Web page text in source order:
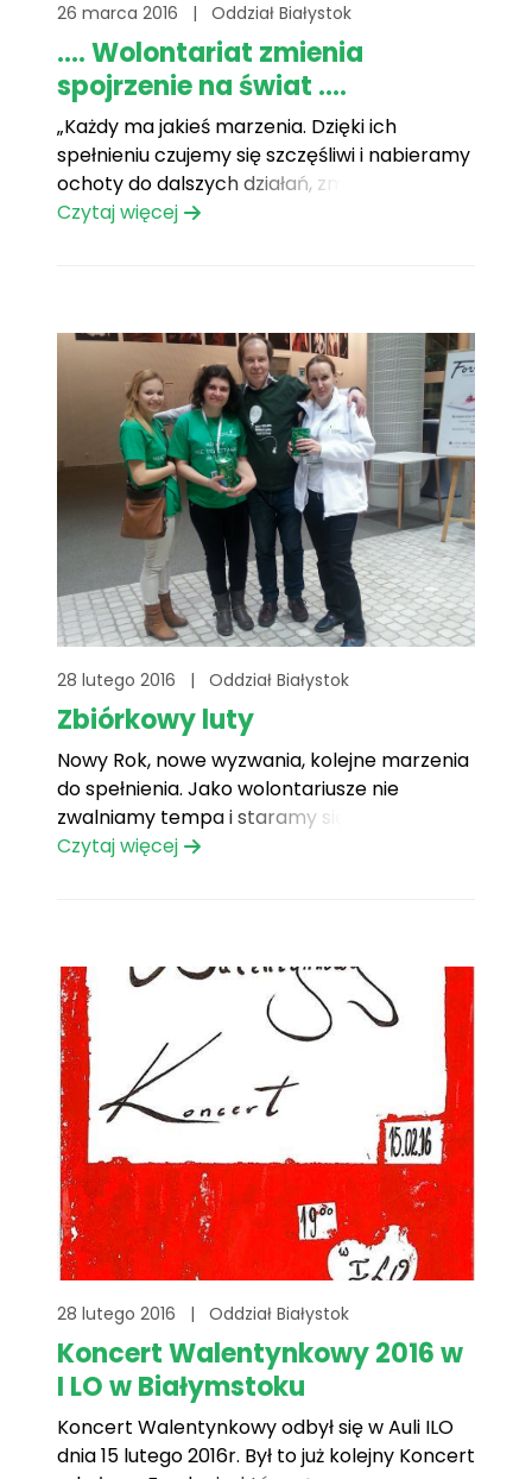
26 marca 2016 | Oddział Białystok
.... Wolontariat zmienia
spojrzenie na świat ....
„Każdy ma jakieś marzenia. Dzięki ich
spełnieniu czujemy się szczęśliwi i nabieramy
ochoty do dalszych działań, zmian na lepsze.
Zrealizowane marzenia nabierają jeszcze
Czytaj więcej
28 lutego 2016 | Oddział Białystok
Zbiórkowy luty
Nowy Rok, nowe wyzwania, kolejne marzenia
do spełnienia. Jako wolontariusze nie
zwalniamy tempa i staramy się chodzić na
kolejne kwesty. W miesiącu lutym byliśmy na
największe marzenia.
Czytaj więcej
28 lutego 2016 | Oddział Białystok
Koncert Walentynkowy 2016 w
I LO w Białymstoku
Koncert Walentynkowy odbył się w Auli ILO
dnia 15 lutego 2016r. Był to już kolejny Koncert